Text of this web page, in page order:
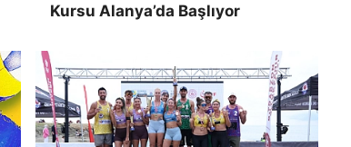
Kursu Alanya’da Başlıyor